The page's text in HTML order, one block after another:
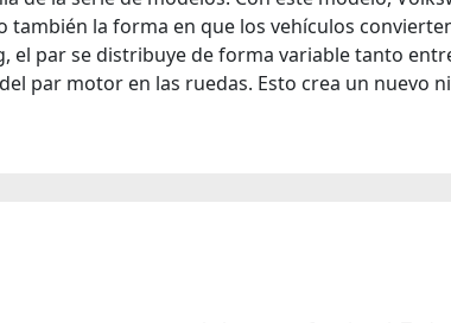
la forma en que los vehículos
el par se distribuye de forma variable tanto
par motor en las ruedas. Esto crea un nuevo